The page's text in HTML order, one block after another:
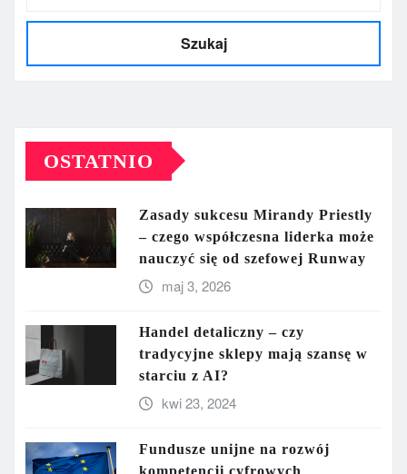
Szukaj
OSTATNIO
Zasady sukcesu Mirandy Priestly
– czego współczesna liderka może
nauczyć się od szefowej Runway
maj 3, 2026
Handel detaliczny – czy
tradycyjne sklepy mają szansę w
starciu z AI?
kwi 23, 2024
Fundusze unijne na rozwój
kompetencji cyfrowych